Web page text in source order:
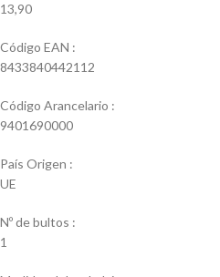
13,90
Código EAN :
8433840442112
Código Arancelario :
9401690000
País Origen :
UE
Nº de bultos :
1